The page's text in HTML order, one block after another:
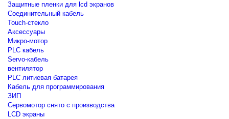
Защитные пленки для lcd экранов
Соединительный кабель
Touch-стекло
Аксессуары
Микро-мотор
PLC кабель
Servo-кабель
вентилятор
PLC литиевая батарея
Кабель для программирования
ЗИП
Сервомотор снято с производства
LCD экраны